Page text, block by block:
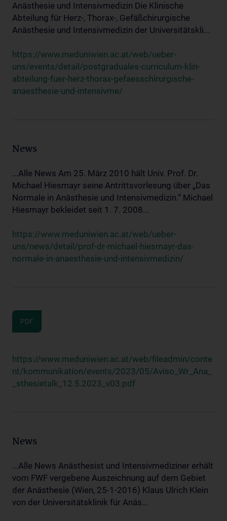
Anästhesie und Intensivmedizin Die Klinische
Abteilung für Herz-, Thorax-, Gefäßchirurgische
Anästhesie und Intensivmedizin der Universitätskli...
https://www.meduniwien.ac.at/web/ueber-
uns/events/detail/postgraduales-curriculum-klin-
abteilung-fuer-herz-thorax-gefaesschirurgische-
anaesthesie-und-intensivme/
News
...Alle News Am 25. März 2010 hält Univ. Prof. Dr.
Michael Hiesmayr seine Antrittsvorlesung über „Das
Normale in Anästhesie und Intensivmedizin.“ Michael
Hiesmayr bekleidet seit 1. 7. 2008...
https://www.meduniwien.ac.at/web/ueber-
uns/news/detail/prof-dr-michael-hiesmayr-das-
normale-in-anaesthesie-und-intensivmedizin/
PDF
https://www.meduniwien.ac.at/web/fileadmin/conte
nt/kommunikation/events/2023/05/Aviso_Wr_Ana_
_sthesietalk_12.5.2023_v03.pdf
News
...Alle News Anästhesist und Intensivmediziner erhält
vom FWF vergebene Auszeichnung auf dem Gebiet
der Anästhesie (Wien, 25-1-2016) Klaus Ulrich Klein
von der Universitätsklinik für Anäs...